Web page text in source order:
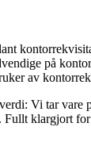
på
av
Vi tar vare
Fullt klargjort